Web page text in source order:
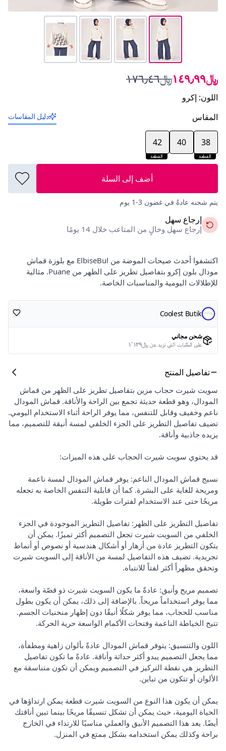
﷼١٤٩٫٩٩ ﷼١٧٦٫٤٦
اللون: إكرو
المقاس
دليل المقاسات
القطعة
38
40
القطعة
42
أضف إلى السلة
يتم شحنه عادةً في غضون 3-1 يوم
إرجاع سهل
إرجاع سهل وخالٍ من المتاعب خلال 14 يومًا
اكتشفوا أحدث صيحات الموضة من ElbiseBul مع بلوزة قماش
مودال بلون إكرو بتفاصيل تطريز على الظهر من Puane. مثالية
للإطلالات اليومية والمناسبات الخاصة.
Coolest Butik
شحن مجاني
على الطلبات التي تزيد عن ﷼١٬١٢٩
تفاصيل المنتج
سويت شيرت حجاب مزين بتفاصيل تطريز على الظهر من قماش
المودال، وهو قطعة حديثة تجمع بين الراحة والأناقة. قماش المودال
ناعم وخفيف وقابل للتنفس، مما يوفر الراحة أثناء الاستخدام اليومي.
تضيف تفاصيل التطريز على الجزء الخلفي لمسة أنيقة للتصميم، مما
يزيده جاذبية وأناقة.
قد يحتوي سويت شيرت الحجاب على هذه الميزات:
نسيج قماش المودال الناعم: يوفر قماش المودال لمسة ناعمة
ومريحة للغاية على البشرة. كما أن قابلية التنفس الخاصة به تجعله
مريحًا حتى عند الاستخدام لفترات طويلة.
تفاصيل التطريز على الظهر: تفاصيل التطريز الموجودة في الجزء
الخلفي من السويت شيرت تجعل التصميم أكثر تميزًا. يمكن أن
يتكون التطريز عادة من أزهار أو أشكال هندسية أو نصوص أو أنماط
تجريدية. تضيف هذه التفاصيل لمسة من الأناقة إلى السويت شيرت
وتحقق مظهراً أكثر لفتاً للانتباه.
تصميم مريح وأنيق: عادةً ما يكون السويت شيرت ذو قصّة واسعة،
مما يوفر استخداماً مريحاً. بالإضافة إلى ذلك، يمكن أن يكون بطول
مناسب للحجاب، مما يوفر شكلًا أنيقًا دون إظهار منحنيات الجسم.
تتيح الخياطة الناعمة وفتحات الأكمام الواسعة حرية الحركة.
اللون والتنسيق: يتوفر قماش المودال عادةً بألوان زاهية ومطفأة،
مما يجعل التصميم يبدو أكثر حداثة وأناقة. عادةً ما تكون تفاصيل
التطريز هي نقطة التركيز في التصميم ويمكن أن تكون متناسقة مع
الألوان أو تتكون من تباين.
يمكن أن يكون هذا النوع من السويت شيرت قطعة يمكن ارتداؤها في
الحياة اليومية، حيث يمكن أن تشكل تنسيقًا مريحًا بينما تبين أناقتك
أيضًا. يعد هذا التصميم الأنيق والعملي مناسبًا للارتداء في الخارج
براحة وكذلك يمكن استخدامه بشكل ممتع في المنزل.